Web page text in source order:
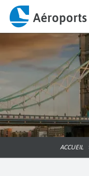
Aéroports
ACCUEIL